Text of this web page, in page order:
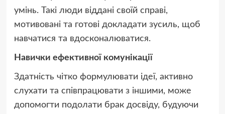
умінь. Такі люди віддані своїй справі,
мотивовані та готові докладати зусиль, щоб
навчатися та вдосконалюватися.
Навички ефективної комунікації
Здатність чітко формулювати ідеї, активно
слухати та співпрацювати з іншими, може
допомогти подолати брак досвіду, будуючи